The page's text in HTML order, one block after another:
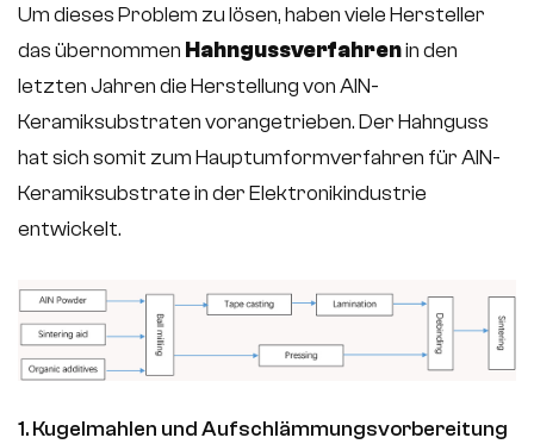
Um dieses Problem zu lösen, haben viele Hersteller
das übernommen Hahngussverfahrenin den
letzten Jahren die Herstellung von AlN-
Keramiksubstraten vorangetrieben. Der Hahnguss
hat sich somit zum Hauptumformverfahren für AlN-
Keramiksubstrate in der Elektronikindustrie
entwickelt.
1. Kugelmahlen und Aufschlämmungsvorbereitung